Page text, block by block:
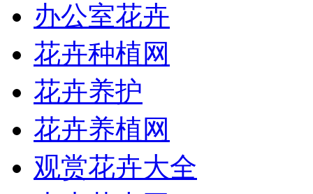
办公室花卉
花卉种植网
花卉养护
花卉养植网
观赏花卉大全